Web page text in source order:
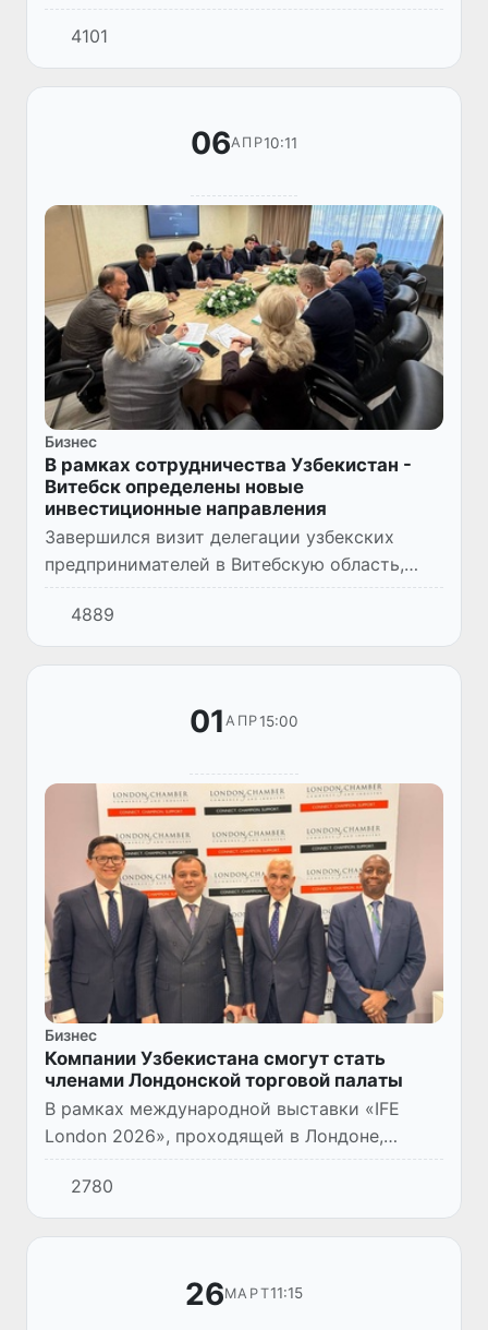
состоялась встреча с участием министра
сельского хозяйства, ирригации и
животноводства Афганистана Мавлави
Аттау...
4101
06АПР10:11
Бизнес
В рамках сотрудничества Узбекистан -
Витебск определены новые
инвестиционные направления
Завершился визит делегации узбекских
предпринимателей в Витебскую область,
после чего стороны перешли к
практическому этапу реализации
договоренностей о сотрудничестве.
4889
01АПР15:00
Бизнес
Компании Узбекистана смогут стать
членами Лондонской торговой палаты
В рамках международной выставки «IFE
London 2026», проходящей в Лондоне,
состоялась встреча председателя Торгово-
промышленной палаты Республики
Узбекистан Даврона Вахабова с генера...
2780
26МАРТ11:15